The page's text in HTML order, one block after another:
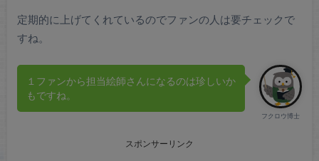
定期的に上げてくれているのでファンの人は要チェックで
すね。
フクロウ博士
１ファンから担当絵師さんになるのは珍しいか
もですね。
スポンサーリンク